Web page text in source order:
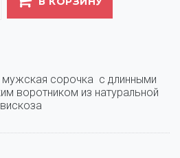
мужская сорочка  с длинными
воротником из натуральной